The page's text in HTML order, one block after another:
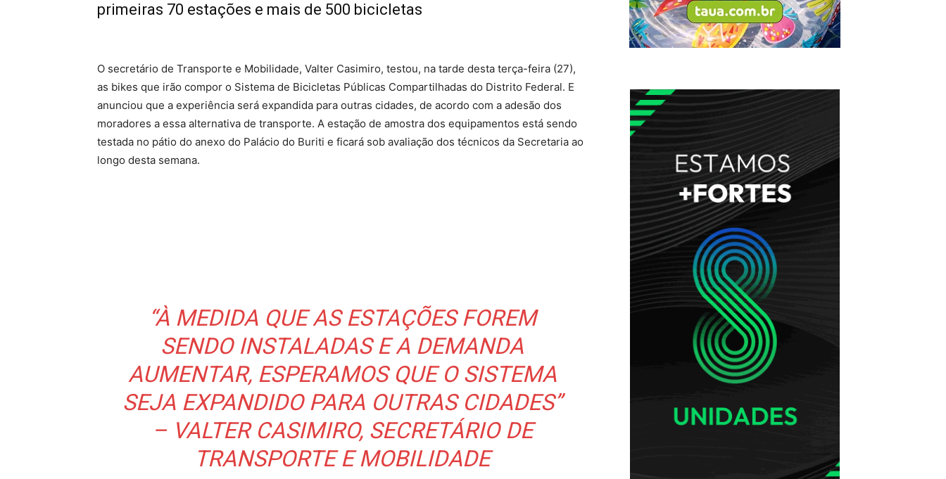
primeiras 70 estações e mais de 500 bicicletas
O secretário de Transporte e Mobilidade, Valter Casimiro, testou, na tarde desta terça-feira (27),
as bikes que irão compor o Sistema de Bicicletas Públicas Compartilhadas do Distrito Federal. E
anunciou que a experiência será expandida para outras cidades, de acordo com a adesão dos
moradores a essa alternativa de transporte. A estação de amostra dos equipamentos está sendo
testada no pátio do anexo do Palácio do Buriti e ficará sob avaliação dos técnicos da Secretaria ao
longo desta semana.
“À MEDIDA QUE AS ESTAÇÕES FOREM
SENDO INSTALADAS E A DEMANDA
AUMENTAR, ESPERAMOS QUE O SISTEMA
SEJA EXPANDIDO PARA OUTRAS CIDADES”
– VALTER CASIMIRO, SECRETÁRIO DE
TRANSPORTE E MOBILIDADE